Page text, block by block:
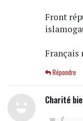
Front
Français
Répondre
Charité